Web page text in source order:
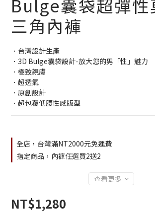
件數，領券享 8 折
1
0
1
0
日
3
2
1
0
3
2
1
0
時
:
2
1
9
8
4
3
:
1
0
1
0
Bulge囊袋超彈性
三角內褲
．台灣設計生產
．3D Bulge囊袋設計-放大您的男「性」魅力
．極致親膚
．超透氣
．原創設計
．超包覆低腰性感版型
全店，台灣滿NT2000元免運費
指定商品，內褲任選買2送2
查看更多
NT$1,280